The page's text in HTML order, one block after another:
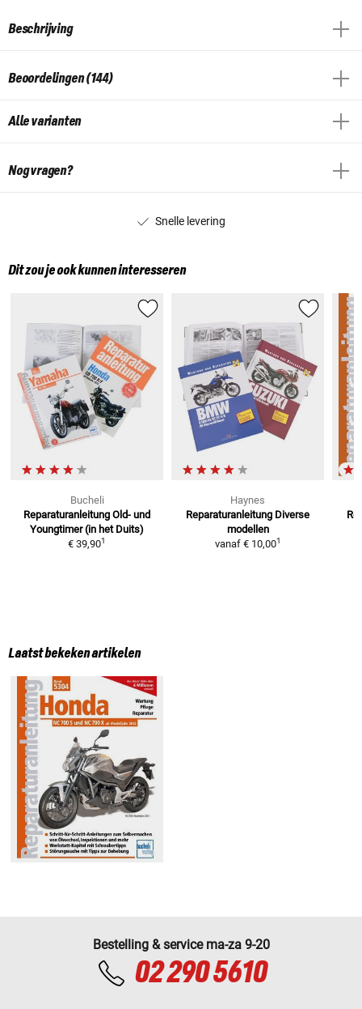
Beschrijving
Beoordelingen (144)
Alle varianten
Nog vragen?
Snelle levering
Dit zou je ook kunnen interesseren
Bucheli
Reparaturanleitung Old- und
Youngtimer (in het Duits)
€ 39,901
Haynes
Reparaturanleitung Diverse
modellen
vanaf € 10,001
Laatst bekeken artikelen
Bestelling & service ma-za 9-20
02 290 5610